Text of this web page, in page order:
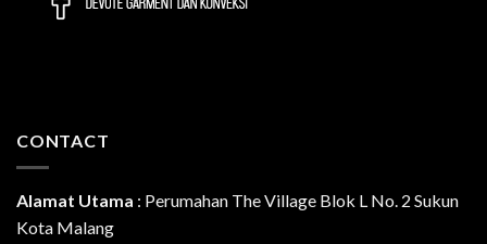
CONTACT
Alamat Utama : Perumahan The Village Blok L No. 2 Sukun
Kota Malang